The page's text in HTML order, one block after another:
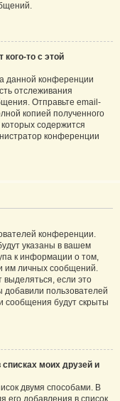
то с этой
данной конференции
отслеживания
Отправьте email-
копией полученного
содержится
конференции
конференции.
указаны в вашем
к информации о том,
им личных сообщений.
выделяться, если это
пользователей
сообщения будут скрыты
моих друзей и
двумя способами. В
его добавления в список